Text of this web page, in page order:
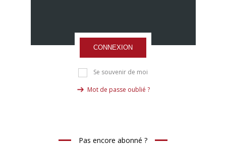
CONNEXION
Se souvenir de moi
Mot de passe oublié ?
Pas encore abonné ?